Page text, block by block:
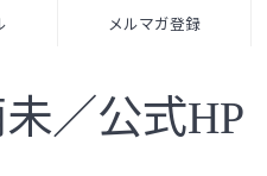
メルマガ登録
／公式HP